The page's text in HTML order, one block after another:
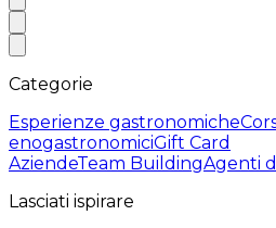
Categorie
Esperienze gastronomiche
enogastronomiciGift Card
AziendeTeam BuildingAgenti
Lasciati ispirare